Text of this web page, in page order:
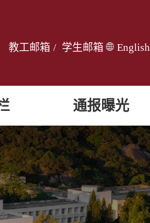
教工邮箱 / 学生邮箱 English
通报曝光